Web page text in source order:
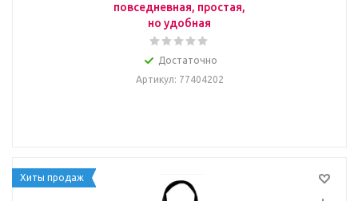
повседневная, простая,
но удобная
Достаточно
Артикул: 77404202
Хиты продаж